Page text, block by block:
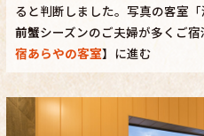
ると判断しました。写真の客室
前蟹シーズンのご夫婦が多くご
宿あらやの客室】に進む